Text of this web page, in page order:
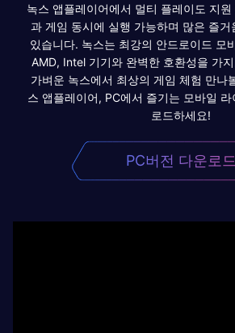
녹스 앱플레이어에서 멀티 플레이도 지
과 게임 동시에 실행 가능하며 많은 즐거
있습니다. 녹스는 최강의 안드로이드 모
AMD, Intel 기기와 완벽한 호환성을 가
가벼운 녹스에서 최상의 게임 체험 만나
스 앱플레이어, PC에서 즐기는 모바일
로드하세요!
PC버전 다운로드